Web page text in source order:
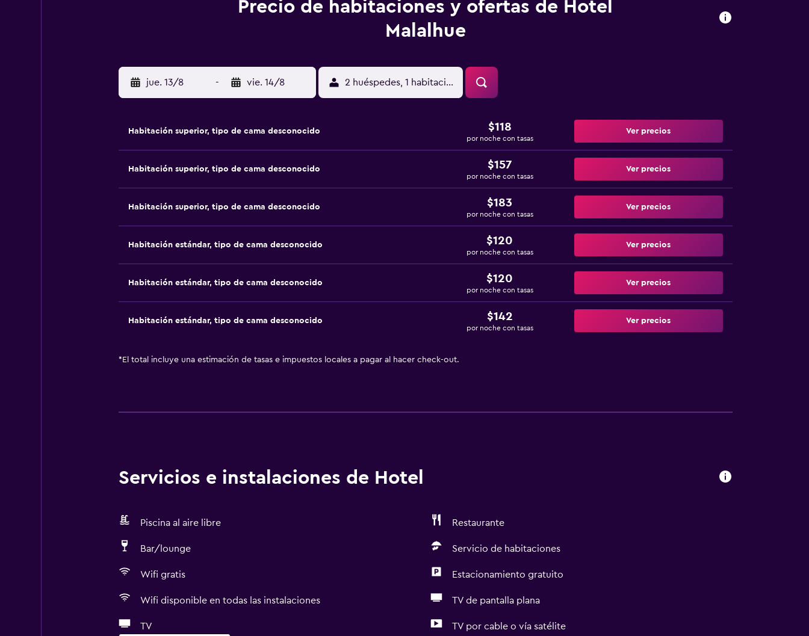
Precio de habitaciones y ofertas de Hotel
Malalhue
jue. 13/8 - vie. 14/8 2 huéspedes, 1 habitación
Habitación superior, tipo de cama desconocido $118
por noche con tasas
Ver precios
Habitación superior, tipo de cama desconocido $157
por noche con tasas
Ver precios
Habitación superior, tipo de cama desconocido $183
por noche con tasas
Ver precios
Habitación estándar, tipo de cama desconocido $120
por noche con tasas
Ver precios
Habitación estándar, tipo de cama desconocido $120
por noche con tasas
Ver precios
Habitación estándar, tipo de cama desconocido $142
por noche con tasas
Ver precios
* El total incluye una estimación de tasas e impuestos locales a pagar al hacer check-out.
Servicios e instalaciones de Hotel
Piscina al aire libre Restaurante
Bar/lounge Servicio de habitaciones
Wifi gratis Estacionamiento gratuito
Wifi disponible en todas las instalaciones TV de pantalla plana
TV TV por cable o vía satélite